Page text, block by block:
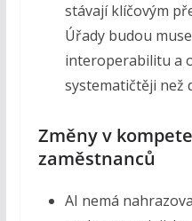
stávají klíčovým
Úřady budou
interoperabilitu a
systematičtěji než
Změny v
zaměstnanců
AI nemá